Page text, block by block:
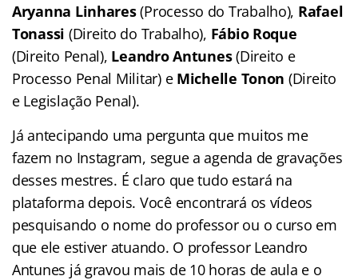
Aryanna Linhares(Processo do Trabalho), Rafael
Tonassi (Direito do Trabalho), Fábio Roque
(Direito Penal), Leandro Antunes(Direito e
Processo Penal Militar) e Michelle Tonon (Direito
e Legislação Penal).
Já antecipando uma pergunta que muitos me
fazem no Instagram, segue a agenda de gravações
desses mestres. É claro que tudo estará na
plataforma depois. Você encontrará os vídeos
pesquisando o nome do professor ou o curso em
que ele estiver atuando. O professor Leandro
Antunes já gravou mais de 10 horas de aula e o